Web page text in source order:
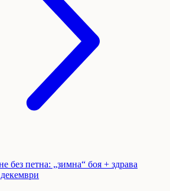
без петна: „зимна“ боя + здрава